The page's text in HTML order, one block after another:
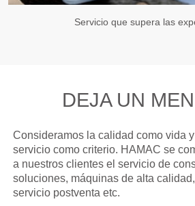
Servicio que supera las
DEJA UN
Consideramos la calidad como vida y
servicio como criterio. HAMAC se
a nuestros clientes el servicio de
soluciones, máquinas de alta
servicio postventa etc.